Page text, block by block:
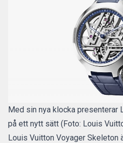
Med sin nya klocka presenterar
på ett nytt sätt (Foto: Louis
Louis Vuitton Voyager Skeleton